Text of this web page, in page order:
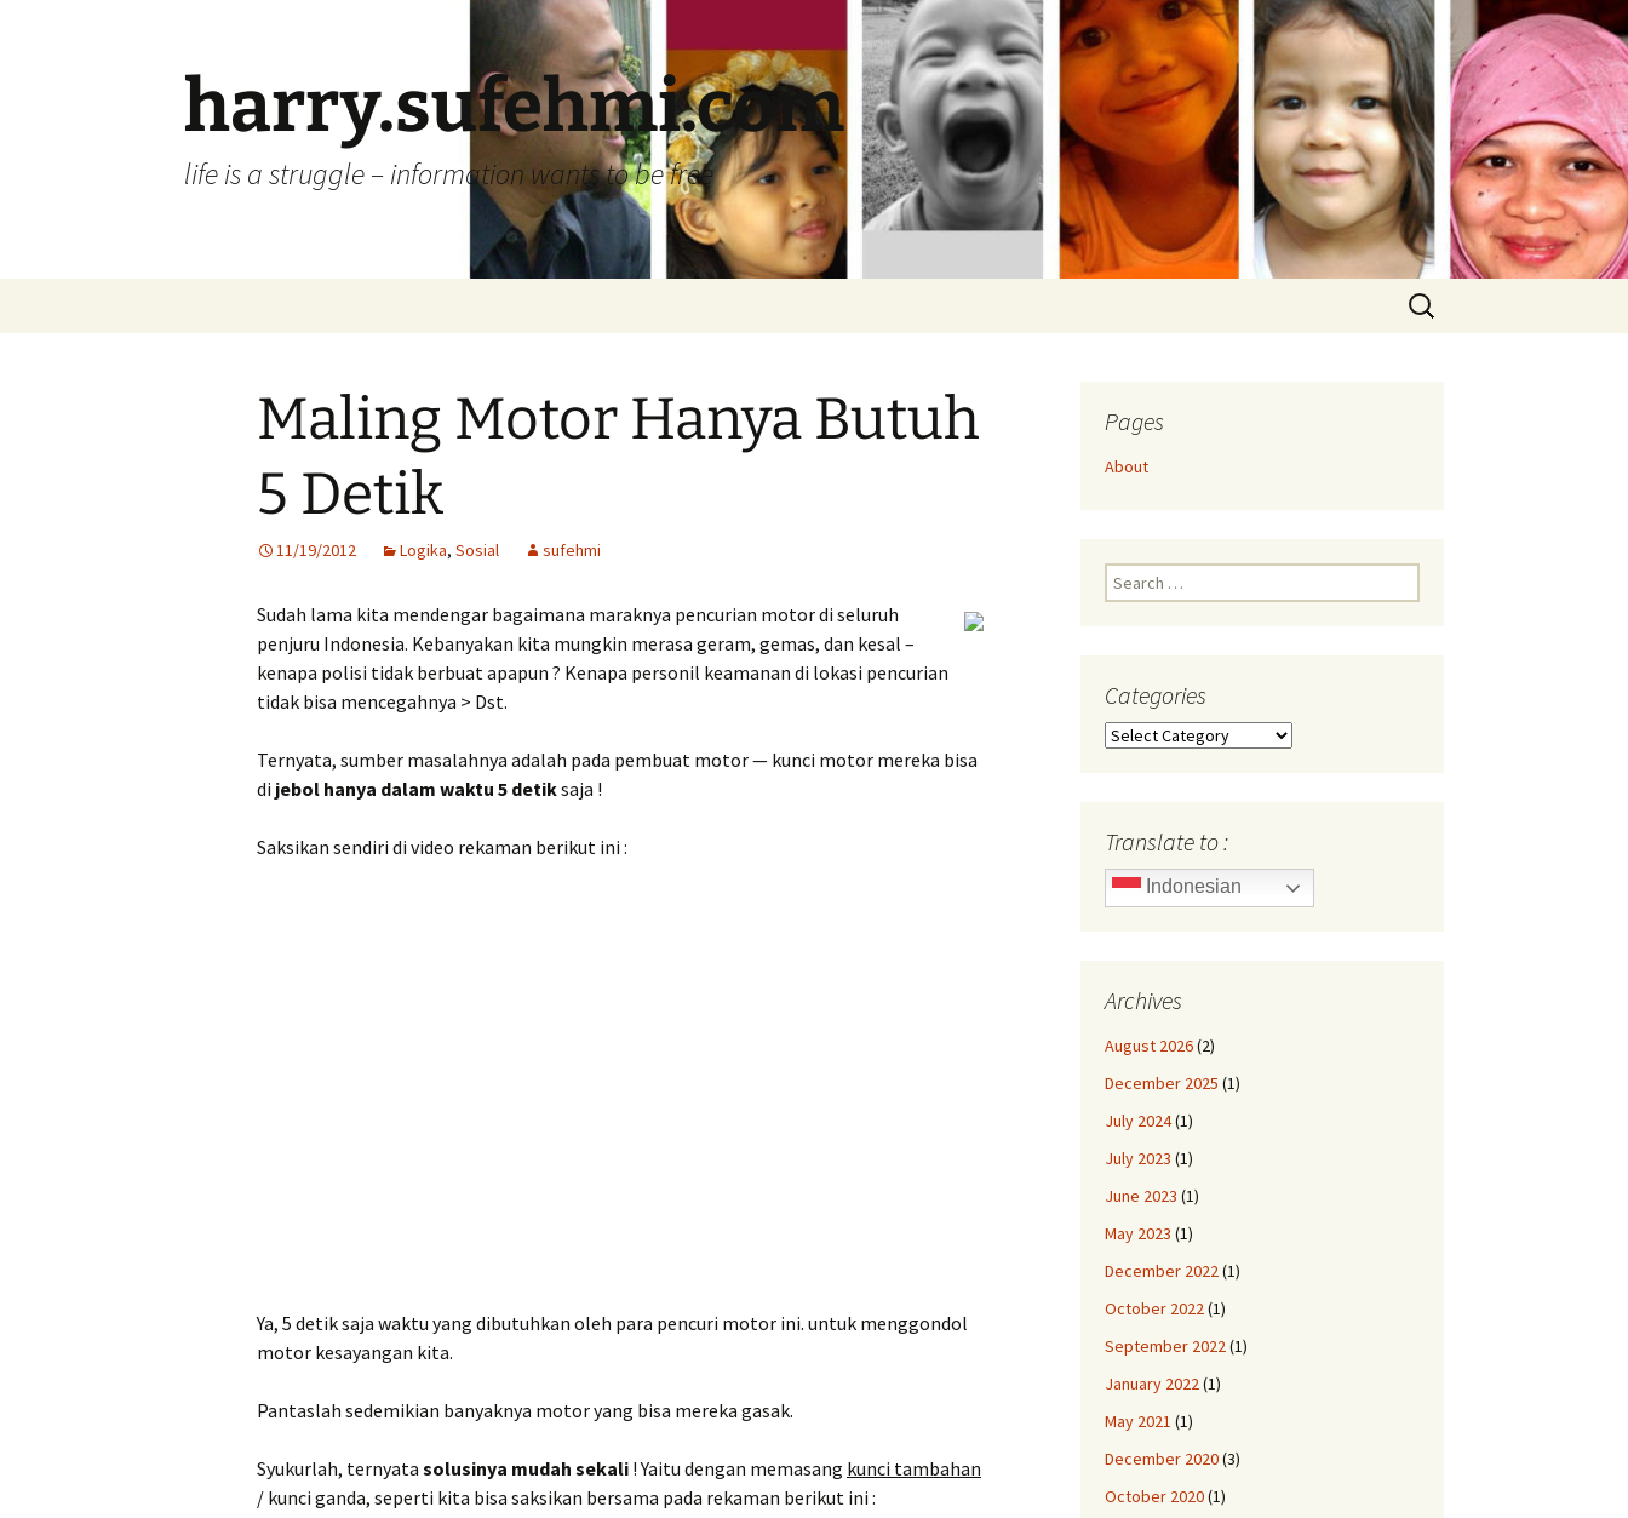
harry.sufehmi.com
life is a struggle – information wants to be free
Search
for:
Maling Motor Hanya Butuh
5 Detik
11/19/2012 Logika, Sosial sufehmi
Sudah lama kita mendengar bagaimana maraknya pencurian motor di seluruh
penjuru Indonesia. Kebanyakan kita mungkin merasa geram, gemas, dan kesal –
kenapa polisi tidak berbuat apapun ? Kenapa personil keamanan di lokasi pencurian
tidak bisa mencegahnya > Dst.
Ternyata, sumber masalahnya adalah pada pembuat motor — kunci motor mereka bisa
di jebol hanya dalam waktu 5 detiksaja !
Saksikan sendiri di video rekaman berikut ini :
Ya, 5 detik saja waktu yang dibutuhkan oleh para pencuri motor ini. untuk menggondol
motor kesayangan kita.
Pantaslah sedemikian banyaknya motor yang bisa mereka gasak.
Syukurlah, ternyata solusinya mudah sekali ! Yaitu dengan memasang kunci tambahan
/ kunci ganda, seperti kita bisa saksikan bersama pada rekaman berikut ini :
Pages
About
Search
for:
Categories
Categories
Translate to :
Indonesian
Archives
August 2026(2)
December 2025 (1)
July 2024(1)
July 2023 (1)
June 2023 (1)
May 2023 (1)
December 2022(1)
October 2022(1)
September 2022(1)
January 2022(1)
May 2021 (1)
December 2020(3)
October 2020(1)